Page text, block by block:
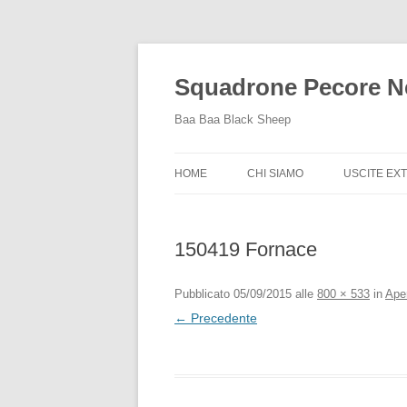
Squadrone Pecore
Baa Baa Black Sheep
HOME CHI SIAMO USCITE
150419 Fornace
Pubblicato 05/09/2015 alle 800 × 533 in
← Precedente